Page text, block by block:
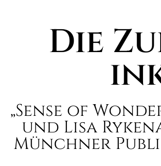
Die
„Sense of
und Lisa
Münchner